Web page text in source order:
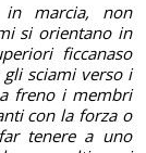
in marcia, non
si orientano in
ficcanaso
sciami verso i
freno i membri
con la forza o
tenere a uno